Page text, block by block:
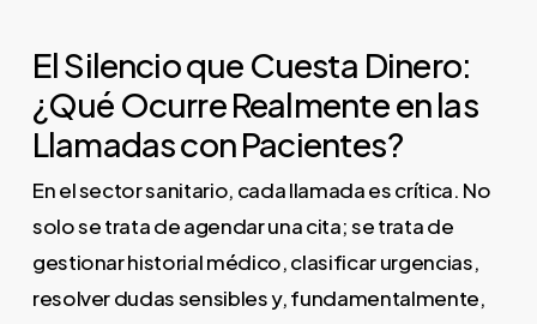
El Silencio que Cuesta Dinero:
¿Qué Ocurre Realmente en las
Llamadas con Pacientes?
En el sector sanitario, cada llamada es crítica. No
solo se trata de agendar una cita; se trata de
gestionar historial médico, clasificar urgencias,
resolver dudas sensibles y, fundamentalmente,